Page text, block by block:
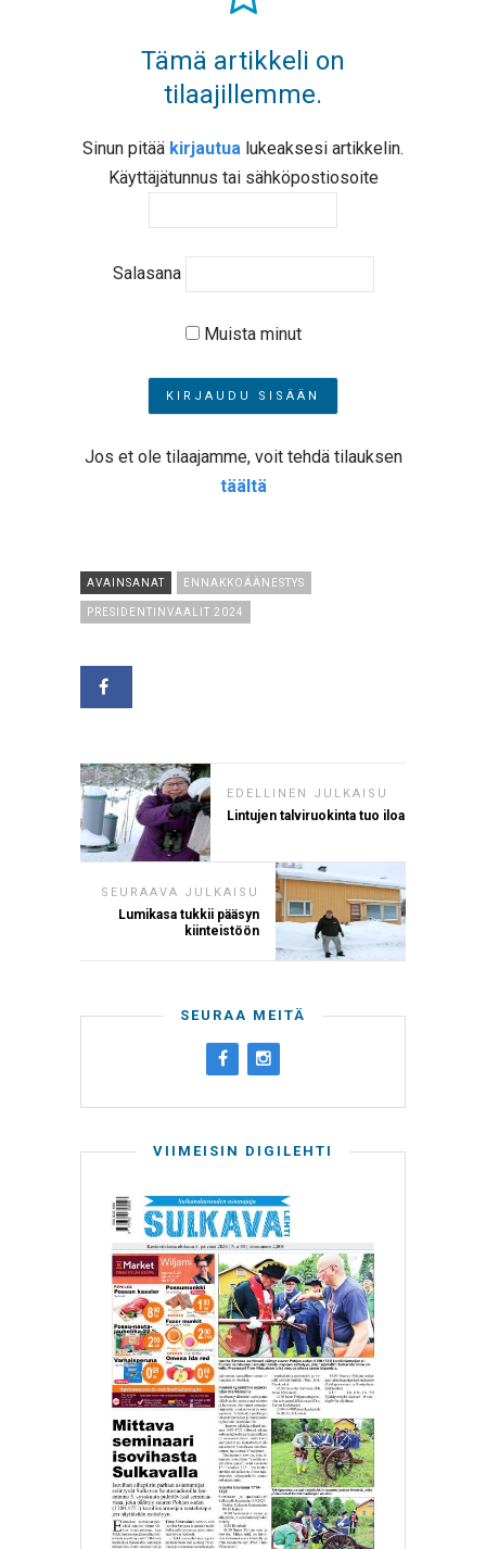
Tämä artikkeli on
tilaajillemme.
Sinun pitää kirjautua lukeaksesi artikkelin.
Käyttäjätunnus tai sähköpostiosoite
Salasana
Muista minut
Jos et ole tilaajamme, voit tehdä tilauksen
täältä
AVAINSANAT ENNAKKOÄÄNESTYS
PRESIDENTINVAALIT 2024
EDELLINEN JULKAISU
Lintujen talviruokinta tuo iloa
SEURAAVA JULKAISU
Lumikasa tukkii pääsyn
kiinteistöön
SEURAA MEITÄ
VIIMEISIN DIGILEHTI